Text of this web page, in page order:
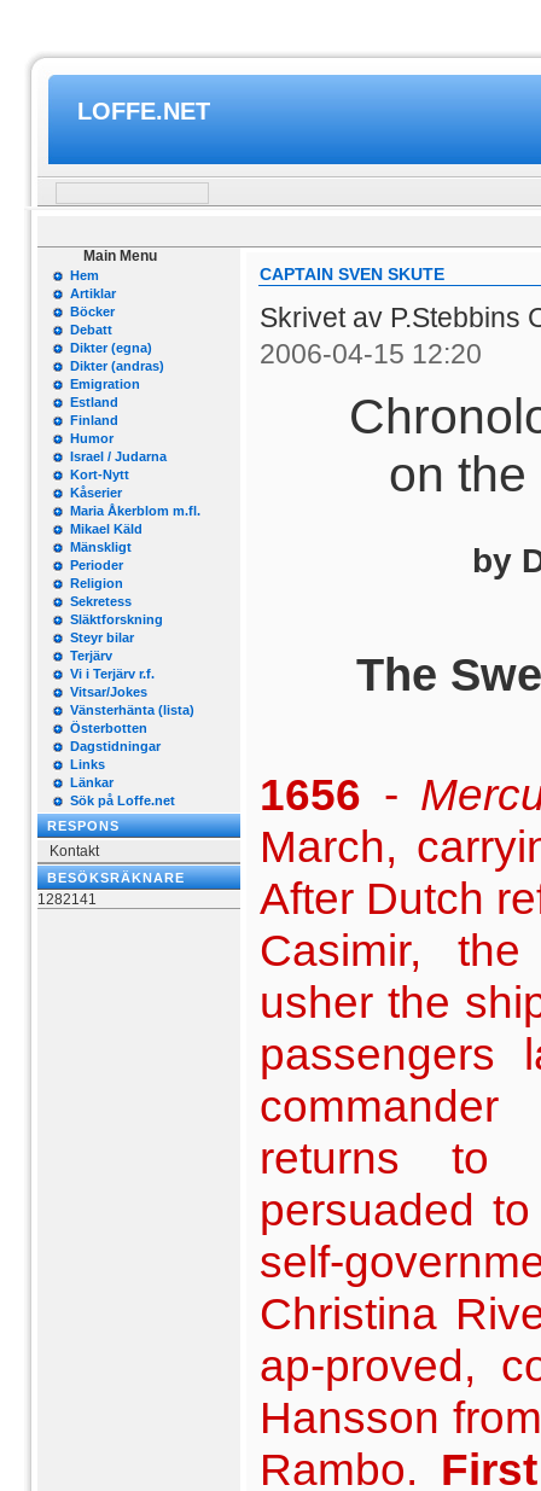
LOFFE.NET
Main Menu
Hem
Artiklar
Böcker
Debatt
Dikter (egna)
Dikter (andras)
Emigration
Estland
Finland
Humor
Israel / Judarna
Kort-Nytt
Kåserier
Maria Åkerblom m.fl.
Mikael Käld
Mänskligt
Perioder
Religion
Sekretess
Släktforskning
Steyr bilar
Terjärv
Vi i Terjärv r.f.
Vitsar/Jokes
Vänsterhänta (lista)
Österbotten
Dagstidningar
Links
Länkar
Sök på Loffe.net
RESPONS
Kontakt
BESÖKSRÄKNARE
1282141
CAPTAIN SVEN SKUTE
Skrivet av P.Stebbins
2006-04-15 12:20
on
by
The
1656 -
March,
After Dutch
Casimir,
usher the
passengers
returns to
persuaded
self-
Christina
ap-proved,
Hansson
Rambo.